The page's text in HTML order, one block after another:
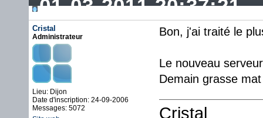
01-03-2011 20:37:21
Cristal
Administrateur
Lieu: Dijon
Date d'inscription: 24-09-2006
Messages: 5072
Bon, j'ai traité le
Le nouveau
Demain grasse
Cristal